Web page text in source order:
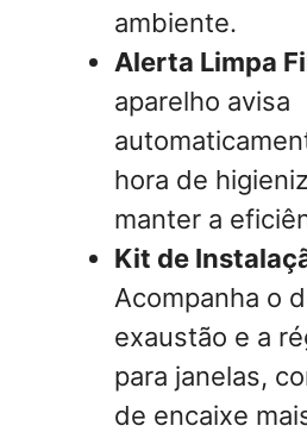
ambiente.
Alerta Limpa
aparelho avisa
hora de
manter a
Kit de
Acompanha o
exaustão e a
para janelas,
de encaixe